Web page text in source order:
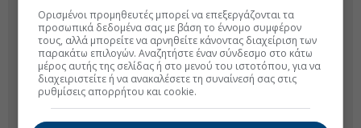
Ορισμένοι προμηθευτές μπορεί να επεξεργάζονται τα
προσωπικά δεδομένα σας με βάση το έννομο συμφέρον
τους, αλλά μπορείτε να αρνηθείτε κάνοντας διαχείριση των
παρακάτω επιλογών. Αναζητήστε έναν σύνδεσμο στο κάτω
μέρος αυτής της σελίδας ή στο μενού του ιστοτόπου, για να
διαχειριστείτε ή να ανακαλέσετε τη συναίνεσή σας στις
ρυθμίσεις απορρήτου και cookie.